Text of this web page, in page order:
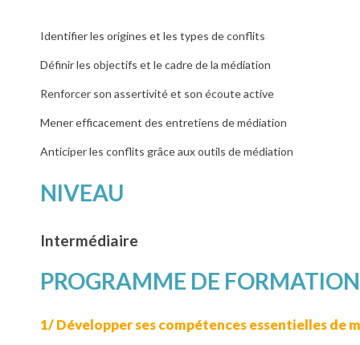
Identifier les origines et les types de conflits
Définir les objectifs et le cadre de la médiation
Renforcer son assertivité et son écoute active
Mener efficacement des entretiens de médiation
Anticiper les conflits grâce aux outils de médiation
NIVEAU
Intermédiaire
PROGRAMME DE FORMATION
1/ Développer ses compétences essentielles de